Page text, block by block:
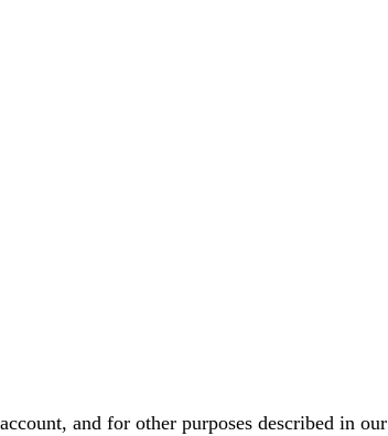
and for other purposes described in our